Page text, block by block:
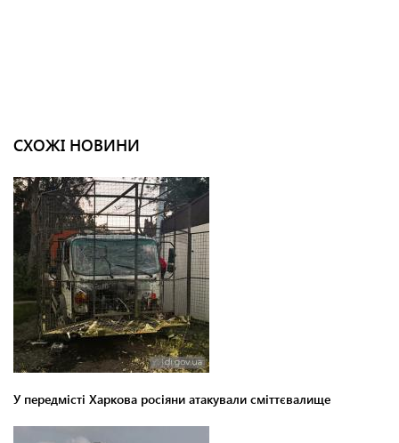
СХОЖІ НОВИНИ
У передмісті Харкова росіяни атакували сміттєвалище